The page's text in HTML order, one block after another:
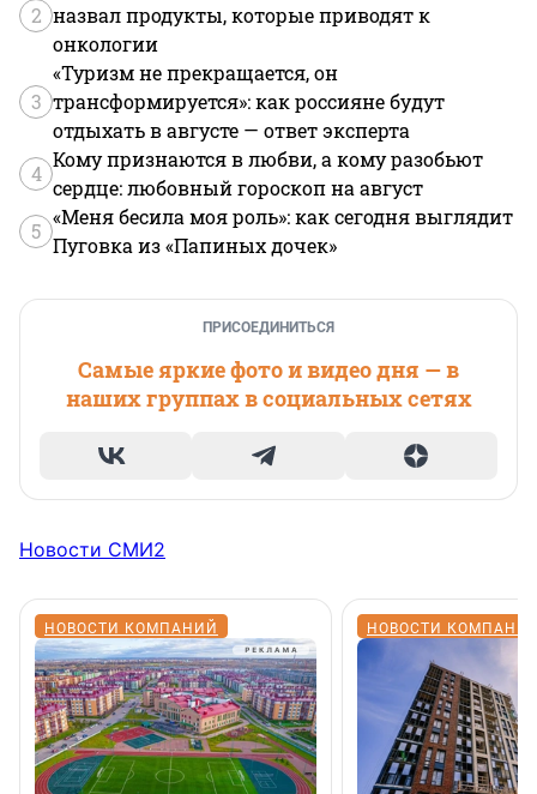
2 назвал продукты, которые приводят к
онкологии
3
«Туризм не прекращается, он
трансформируется»: как россияне будут
отдыхать в августе — ответ эксперта
4
Кому признаются в любви, а кому разобьют
сердце: любовный гороскоп на август
5
«Меня бесила моя роль»: как сегодня выглядит
Пуговка из «Папиных дочек»
ПРИСОЕДИНИТЬСЯ
Самые яркие фото и видео дня — в
наших группах в социальных сетях
Новости СМИ2
НОВОСТИ КОМПАНИЙ НОВОСТИ